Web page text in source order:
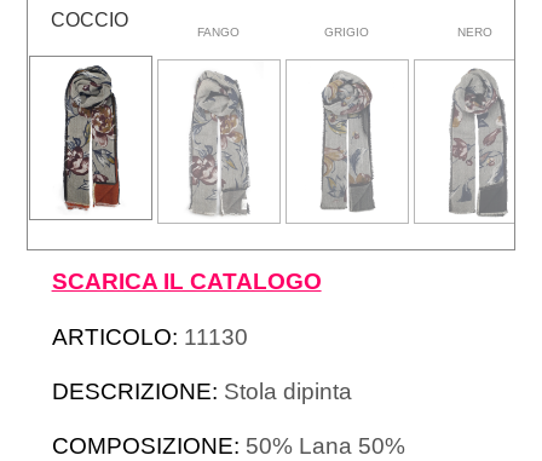
SCARICA IL CATALOGO
ARTICOLO: 11130
DESCRIZIONE: Stola dipinta
COMPOSIZIONE: 50% Lana 50%
COCCIO
FANGO GRIGIO NERO